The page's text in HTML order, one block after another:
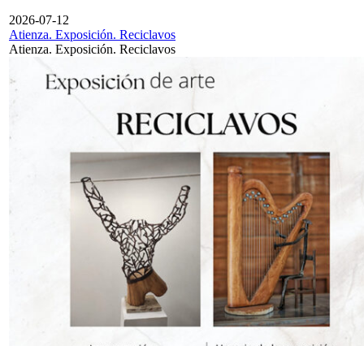
2026-07-12
Atienza. Exposición. Reciclavos
Atienza. Exposición. Reciclavos